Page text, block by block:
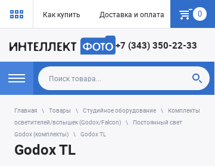
Как купить Доставка и оплата Гарантия
0
+7 (343) 350-22-33
Главная Товары Студийное оборудование
Комплекты
осветителей/вспышек (Godox/Falcon)
Постоянный свет
Godox (комплекты)
Godox TL
Godox TL